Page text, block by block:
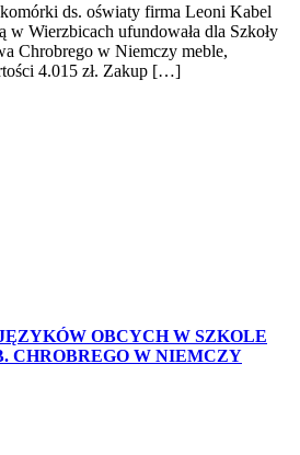
ds. oświaty firma Leoni Kabel
w Wierzbicach ufundowała dla Szkoły
Chrobrego w Niemczy meble,
4.015 zł. Zakup […]
OBCYCH W SZKOLE
CHROBREGO W NIEMCZY